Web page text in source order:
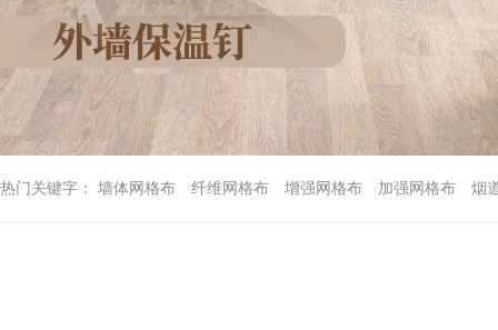
热门关键字： 墙体网格布 纤维网格布 增强网格布 加强网格布 烟